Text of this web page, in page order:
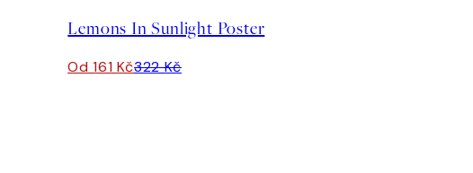
Lemons In Sunlight Poster
Od 161 Kč322 Kč